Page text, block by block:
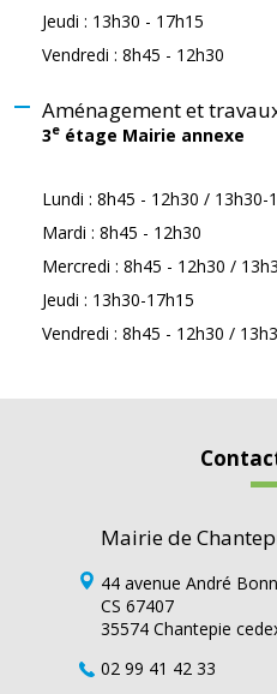
Jeudi : 13h30 - 17h15
Vendredi : 8h45 - 12h30
Aménagement et
3e étage Mairie annexe
Lundi : 8h45 - 12h30 / 13h30-
Mardi : 8h45 - 12h30
Mercredi : 8h45 - 12h30 /
Jeudi : 13h30-17h15
Vendredi : 8h45 - 12h30 /
Mairie de
44 avenue André
CS 67407
35574 Chantepie
02 99 41 42 33